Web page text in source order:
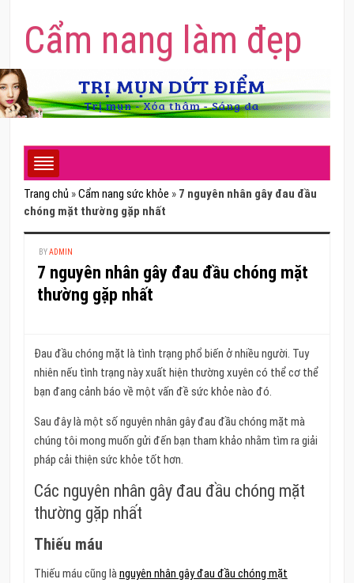
Cẩm nang làm đẹp
Trang chủ »Cẩm nang sức khỏe » 7 nguyên nhân gây đau đầu
chóng mặt thường gặp nhất
BYADMIN
7 nguyên nhân gây đau đầu chóng mặt
thường gặp nhất
Đau đầu chóng mặt là tình trạng phổ biến ở nhiều người. Tuy
nhiên nếu tình trạng này xuất hiện thường xuyên có thể cơ thể
bạn đang cảnh báo về một vấn đề sức khỏe nào đó.
Sau đây là một số nguyên nhân gây đau đầu chóng mặt mà
chúng tôi mong muốn gửi đến bạn tham khảo nhằm tìm ra giải
pháp cải thiện sức khỏe tốt hơn.
Các nguyên nhân gây đau đầu chóng mặt
thường gặp nhất
Thiếu máu
Thiếu máu cũng lànguyên nhân gây đau đầu chóng mặt